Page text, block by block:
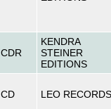
CDR
KENDRA
STEINER
EDITIONS
CD LEO RECORDS